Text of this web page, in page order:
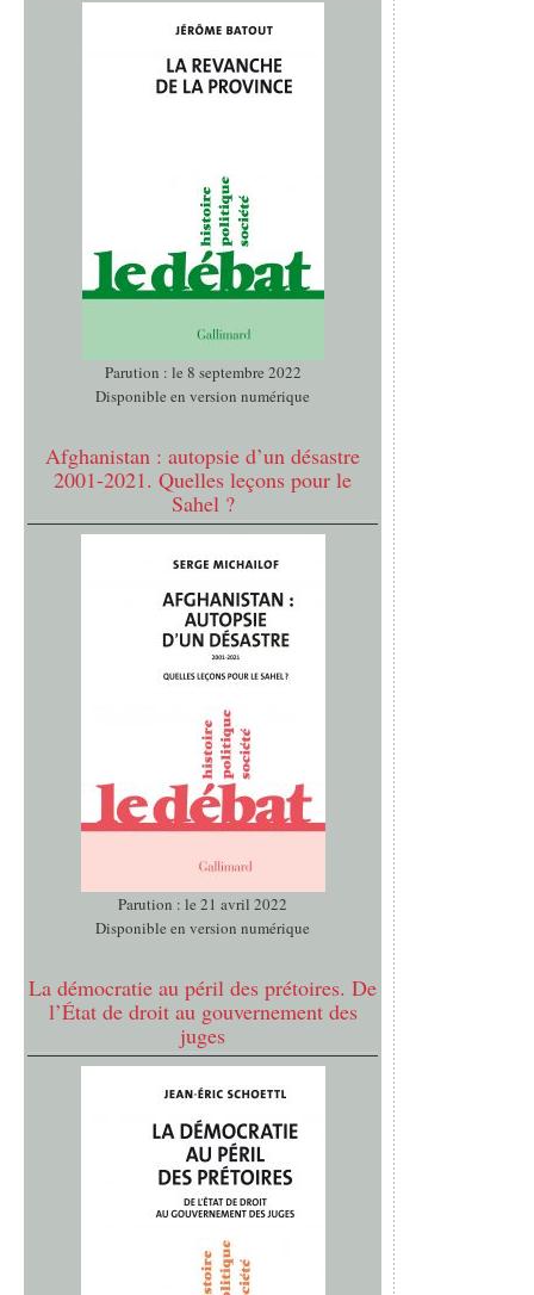
Parution : le 8 septembre 2022
Disponible en version numérique
Afghanistan : autopsie d’un désastre
2001-2021. Quelles leçons pour le
Sahel ?
Parution : le 21 avril 2022
Disponible en version numérique
La démocratie au péril des prétoires. De
l’État de droit au gouvernement des
juges